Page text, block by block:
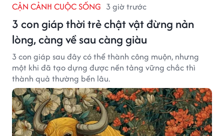
CẬN CẢNH CUỘC SỐNG 3 giờ trước
3 con giáp thời trẻ chật vật đừng nản
lòng, càng về sau càng giàu
3 con giáp sau đây có thể thành công muộn, nhưng
một khi đã tạo dựng được nền tảng vững chắc thì
thành quả thường bền lâu.